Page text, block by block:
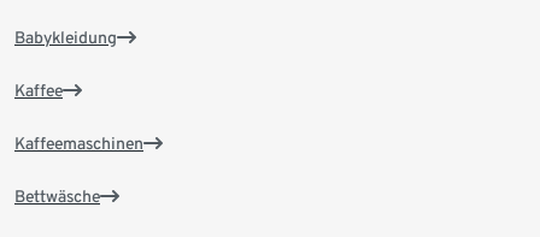
Babykleidung
Kaffee
Kaffeemaschinen
Bettwäsche